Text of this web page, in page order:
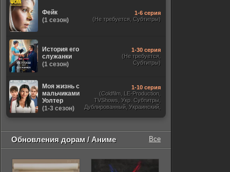
Фейк
(1 сезон)
1-6 серия
(Не требуется, Субтитры)
История его
служанки
(1 сезон)
1-30 серия
(Не требуется,
Субтитры)
Моя жизнь с
мальчиками
Уолтер
(1-3 сезон)
1-10 серия
(Coldfilm, LE-Production,
TVShows, Укр. Субтитры,
Дублированный, Украинский,
Обновления дорам / Аниме Все